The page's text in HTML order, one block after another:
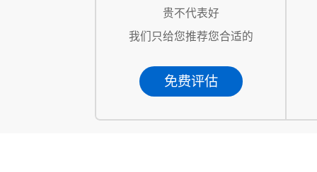
贵不代表好
我们只给您推荐您合适的
免费评估